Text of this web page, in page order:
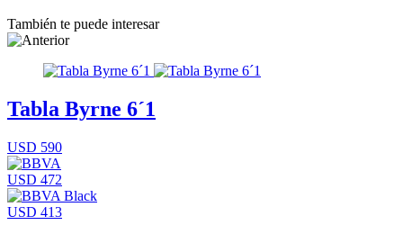
También te puede interesar
Tabla Byrne 6´1
USD 590
USD 472
USD 413